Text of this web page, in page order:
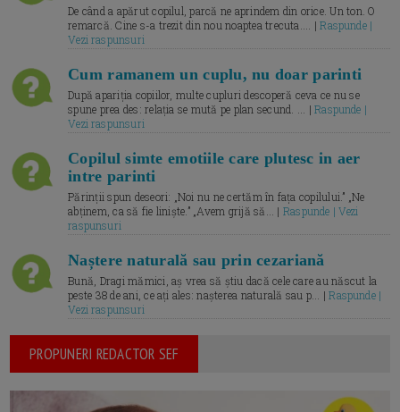
De când a apărut copilul, parcă ne aprindem din orice. Un ton. O
remarcă. Cine s-a trezit din nou noaptea trecuta.... |Raspunde |
Vezi raspunsuri
Cum ramanem un cuplu, nu doar parinti
După apariția copiilor, multe cupluri descoperă ceva ce nu se
spune prea des: relația se mută pe plan secund. ... |Raspunde |
Vezi raspunsuri
Copilul simte emotiile care plutesc in aer
intre parinti
Părinții spun deseori: „Noi nu ne certăm în fața copilului.” „Ne
abținem, ca să fie liniște.” „Avem grijă să... | Raspunde | Vezi
raspunsuri
Naștere naturală sau prin cezariană
Bună, Dragi mămici, aș vrea să știu dacă cele care au născut la
peste 38 de ani, ce ați ales: nașterea naturală sau p... |Raspunde |
Vezi raspunsuri
PROPUNERI REDACTOR SEF